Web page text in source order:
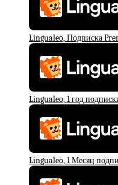
Lingualeo, Подписка
Lingualeo, 1 год
Lingualeo, 1 Месяц